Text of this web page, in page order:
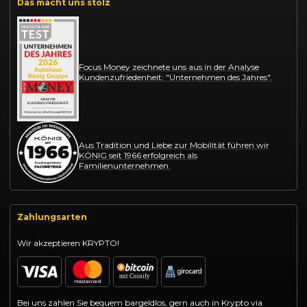
Das macht uns stolz
Focus Money zeichnete uns aus in der Analyse
Kundenzufriedenheit: "Unternehmen des Jahres".
Aus Tradition und Liebe zur Mobilität führen wir
KÖNIG seit 1966 erfolgreich als
Familienunternehmen.
Zahlungsarten
Wir akzeptieren KRYPTO!
Bei uns zahlen Sie bequem bargeldlos, gern auch in Krypto via